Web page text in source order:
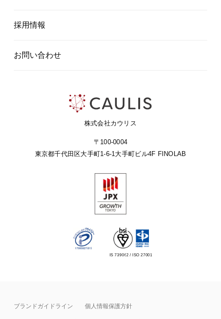
株式会社カウリス
〒100-0004
東京都千代田区大手町1-6-1大手町ビル4F FINOLAB
採用情報
お問い合わせ
IS 739062 / ISO 27001
ブランドガイドライン 個人情報保護方針